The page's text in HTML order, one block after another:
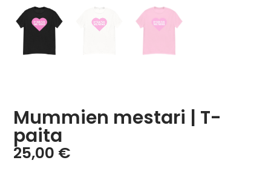
Mummien mestari | T-
paita
25,00 €